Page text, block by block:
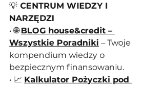
💡 CENTRUM WIEDZY I
NARZĘDZI
• 🌐 BLOG house&credit –
Wszystkie Poradniki – Twoje
kompendium wiedzy o
bezpiecznym finansowaniu.
• 📈 Kalkulator Pożyczki pod